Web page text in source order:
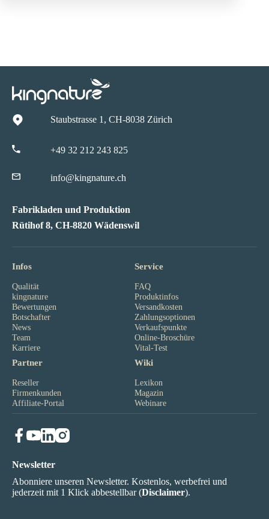
Staubstrasse 1, CH-8038 Zürich
+49 32 212 243 825
info@kingnature.ch
Fabrikladen und Produktion
Rütihof 8, CH-8820 Wädenswil
Infos
Qualität
kingnature
Bewertungen
Botschafter
News
Team
Karriere
Service
FAQ
Produktinfos
Versandkosten
Zahlungsoptionen
Verkaufspunkte
Online-Broschüre
Vital-Test
Partner
Reseller
Firmenkunden
Affiliate-Portal
Wiki
Lexikon
Magazin
Webinare
Newsletter
Abonniere unseren Newsletter. Kostenlos, werbefrei und
jederzeit mit 1 Klick abbestellbar (Disclaimer).